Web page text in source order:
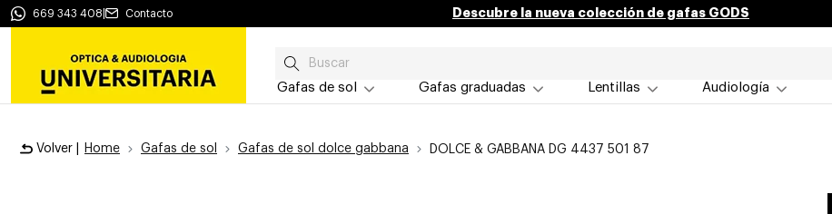
669 343 408 Contacto Descubre la nueva colección de gafas GODS
Gafas de sol Gafas graduadas Lentillas Audiología
Volver | Home Gafas de sol Gafas de sol dolce gabbana DOLCE & GABBANA DG 4437 501 87